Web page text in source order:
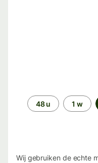
Periode48 u 1 w
Wij gebruiken de echte